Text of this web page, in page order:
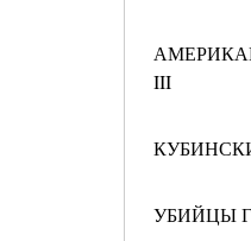
III
УБИЙЦЫ